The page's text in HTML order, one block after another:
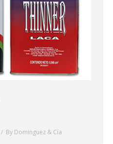
By Dominguez & Cía